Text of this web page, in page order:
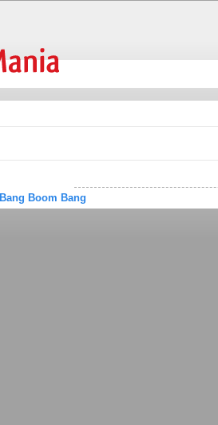
Bang Boom Bang